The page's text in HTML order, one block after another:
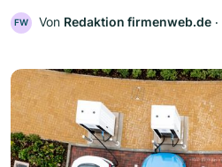
FW Von Redaktion firmenweb.de ‧